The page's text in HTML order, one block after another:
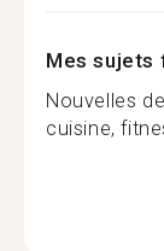
Mes sujets
Nouvelles
cuisine,